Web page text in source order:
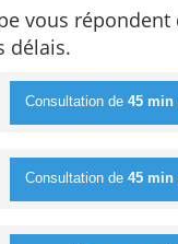
vous répondent
délais.
Consultation de 45 min
Consultation de 45 min